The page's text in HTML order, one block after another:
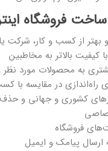
فروشگاه
از کسب و کار، شرکت
کیفیت بالاتر به مخاطبین
به محصولات مورد نظر
راه‌اندازی در مقایسه با
کشوری و جهانی و
فروشگاه
ارسال پیامک و ایمیل